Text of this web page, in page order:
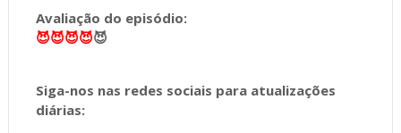
Avaliação do episódio:
😈😈😈😈😈
Siga-nos nas redes sociais para atualizações
diárias: